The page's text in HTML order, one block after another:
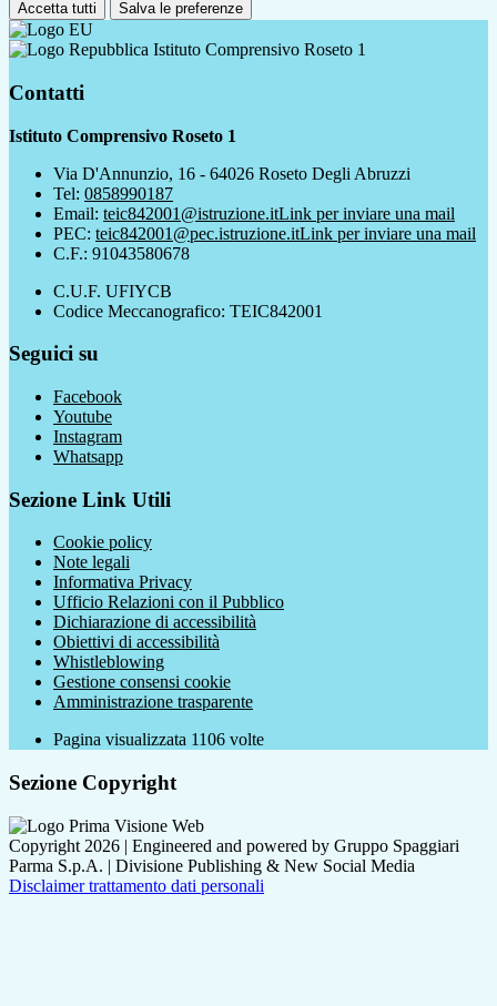
Accetta tutti Salva le preferenze
Istituto Comprensivo Roseto 1
Contatti
Istituto Comprensivo Roseto 1
Via D'Annunzio, 16 - 64026 Roseto Degli Abruzzi
Tel: 0858990187
Email: teic842001@istruzione.itLink per inviare una mail
PEC: teic842001@pec.istruzione.itLink per inviare una mail
C.F.: 91043580678
C.U.F. UFIYCB
Codice Meccanografico: TEIC842001
Seguici su
Facebook
Youtube
Instagram
Whatsapp
Sezione Link Utili
Cookie policy
Note legali
Informativa Privacy
Ufficio Relazioni con il Pubblico
Dichiarazione di accessibilità
Obiettivi di accessibilità
Whistleblowing
Gestione consensi cookie
Amministrazione trasparente
Pagina visualizzata 1106 volte
Sezione Copyright
Copyright 2026 | Engineered and powered by Gruppo Spaggiari
Parma S.p.A. | Divisione Publishing & New Social Media
Disclaimer trattamento dati personali